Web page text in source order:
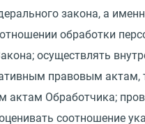
закона, а
обработки
осуществлять
правовым
Обработчика;
соотношение